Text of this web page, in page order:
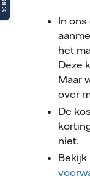
In
het
Deze
Maar
over
De
niet.
Bekijk